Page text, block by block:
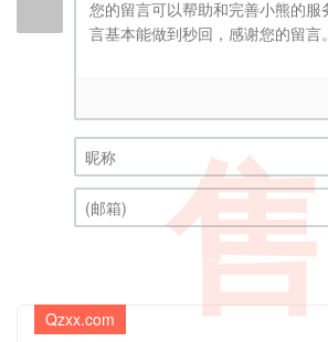
昵称 (必填)
Qzxx.com